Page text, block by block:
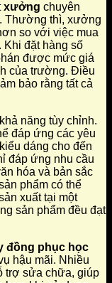
xưởng chuyên
Thường thì, xưởng
so với việc mua
Khi đặt hàng số
được mức giá
của trường. Điều
bảo rằng tất cả
năng tùy chỉnh.
đáp ứng các yêu
dáng cho đến
đáp ứng nhu cầu
hóa và bản sắc
phẩm có thể
xuất tại một
sản phẩm đều đạt
đồng phục học
hậu mãi. Nhiều
trợ sửa chữa, giúp